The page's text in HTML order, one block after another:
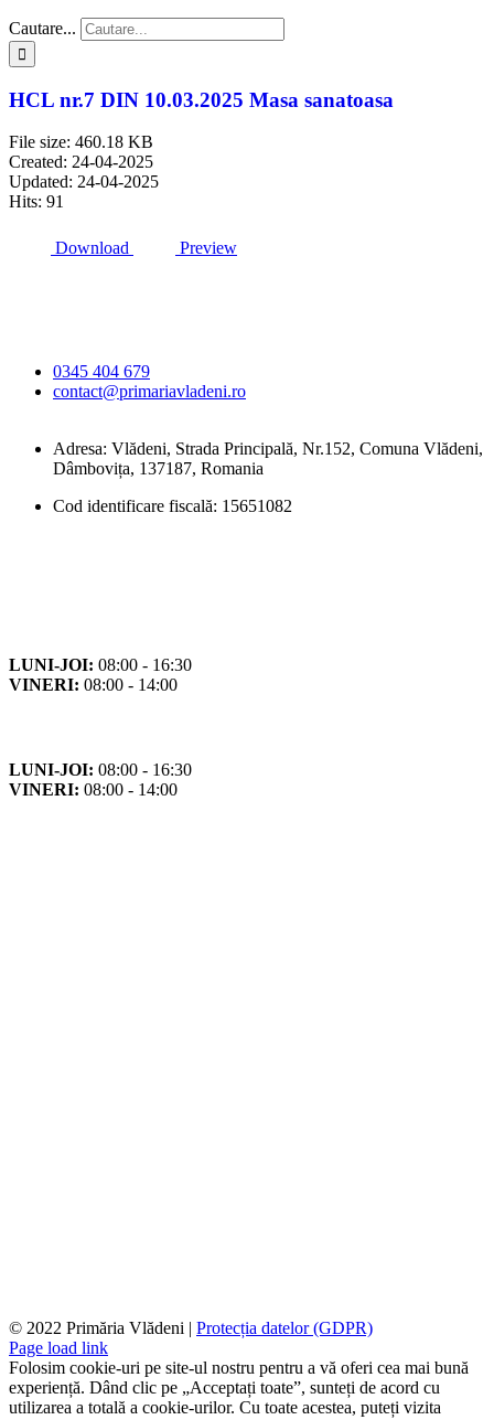
Cautare...
HCL nr.7 DIN 10.03.2025 Masa sanatoasa
File size: 460.18 KB
Created: 24-04-2025
Updated: 24-04-2025
Hits: 91
Download Preview
0345 404 679
contact@primariavladeni.ro
Adresa: Vlădeni, Strada Principală, Nr.152, Comuna Vlădeni,
Dâmbovița, 137187, Romania
Cod identificare fiscală: 15651082
LUNI-JOI: 08:00 - 16:30
VINERI: 08:00 - 14:00
LUNI-JOI: 08:00 - 16:30
VINERI: 08:00 - 14:00
© 2022 Primăria Vlădeni | Protecția datelor (GDPR)
Page load link
Folosim cookie-uri pe site-ul nostru pentru a vă oferi cea mai bună
experiență. Dând clic pe „Acceptați toate”, sunteți de acord cu
utilizarea a totală a cookie-urilor. Cu toate acestea, puteți vizita